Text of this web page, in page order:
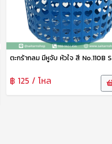
ตะกร้ากลม มีหูจับ หัวใจ สี No.110B S
฿ 125 / โหล